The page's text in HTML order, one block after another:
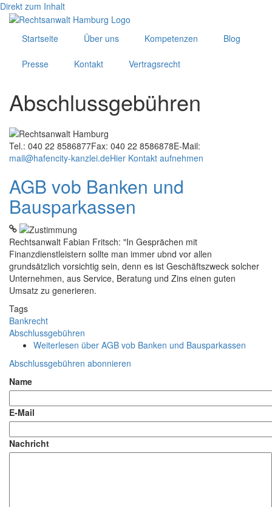
Direkt zum Inhalt
Startseite Über uns Kompetenzen Blog
Presse Kontakt Vertragsrecht
Abschlussgebühren
Tel.: 040 22 8586877Fax: 040 22 8586878E-Mail:
mail@hafencity-kanzlei.deHier Kontakt aufnehmen
AGB vob Banken und
Bausparkassen
Rechtsanwalt Fabian Fritsch: "In Gesprächen mit
Finanzdienstleistern sollte man immer ubnd vor allen
grundsätzlich vorsichtig sein, denn es ist Geschäftszweck solcher
Unternehmen, aus Service, Beratung und Zins einen guten
Umsatz zu generieren.
Tags
Bankrecht
Abschlussgebühren
Weiterlesen über AGB vob Banken und Bausparkassen
Abschlussgebühren abonnieren
Name
E-Mail
Nachricht